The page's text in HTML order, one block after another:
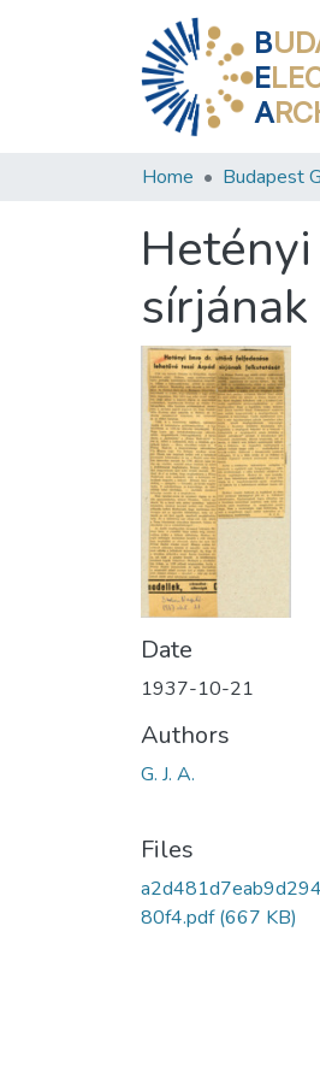
B
E
A
Home Budapest
Date
1937-10-21
Authors
G. J. A.
Files
80f4.pdf(667 KB)